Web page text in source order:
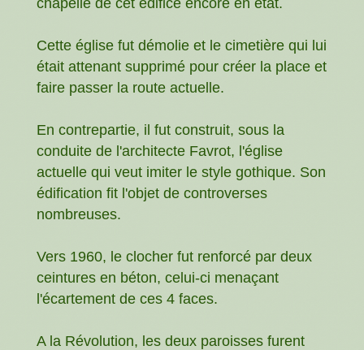
chapelle de cet édifice encore en état.
Cette église fut démolie et le cimetière qui lui
était attenant supprimé pour créer la place et
faire passer la route actuelle.
En contrepartie, il fut construit, sous la
conduite de l'architecte Favrot, l'église
actuelle qui veut imiter le style gothique. Son
édification fit l'objet de controverses
nombreuses.
Vers 1960, le clocher fut renforcé par deux
ceintures en béton, celui-ci menaçant
l'écartement de ces 4 faces.
A la Révolution, les deux paroisses furent